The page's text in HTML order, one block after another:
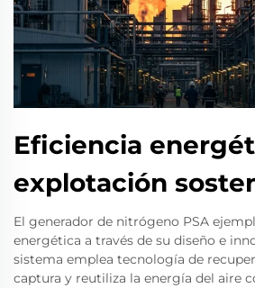
Eficiencia
explotación
El generador de nitrógeno PSA
energética a través de su diseño e
sistema emplea tecnología de
captura y reutiliza la energía del aire